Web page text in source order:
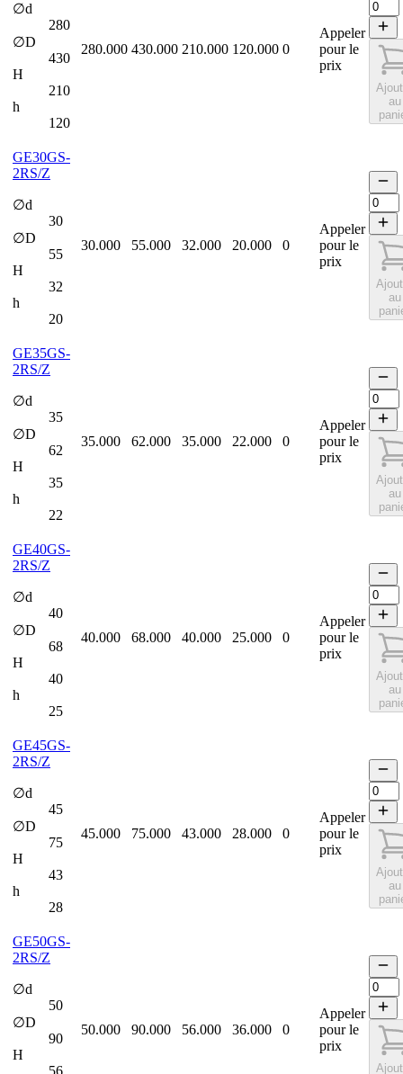
∅d
280
∅D
430
H
210
h
120
280.000 430.000 210.000 120.000 0
Appeler
pour le
prix
au
GE30GS-
2RS/Z
∅d
30
∅D
55
H
32
h
20
30.000 55.000 32.000 20.000 0
Appeler
pour le
prix
au
GE35GS-
2RS/Z
∅d
35
∅D
62
H
35
h
22
35.000 62.000 35.000 22.000 0
Appeler
pour le
prix
au
GE40GS-
2RS/Z
∅d
40
∅D
68
H
40
h
25
40.000 68.000 40.000 25.000 0
Appeler
pour le
prix
au
GE45GS-
2RS/Z
∅d
45
∅D
75
H
43
h
28
45.000 75.000 43.000 28.000 0
Appeler
pour le
prix
au
GE50GS-
2RS/Z
∅d
50
∅D
90
H
56
50.000 90.000 56.000 36.000 0
Appeler
pour le
prix